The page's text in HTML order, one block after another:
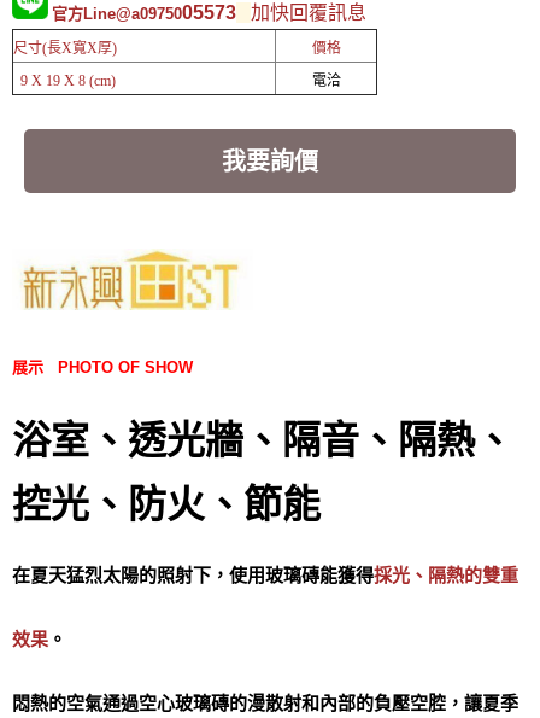
官方Line@a0975005573 加快回覆訊息
尺寸(長X寬X厚)
價格
9 X 19 X 8 (cm)
電洽
我要詢價
展示 PHOTO OF SHOW
浴室、透光牆、隔音、隔熱、
控光、防火、節能
在夏天猛烈太陽的照射下，使用玻璃磚能獲得採光、隔熱的雙重
效果 。
悶熱的空氣通過空心玻璃磚的漫散射和內部的負壓空腔，讓夏季